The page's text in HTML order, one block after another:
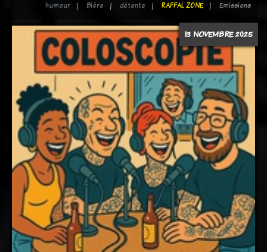
humour Bière détente RAFFAL ZONE Emissions
13 NOVEMBRE 2025